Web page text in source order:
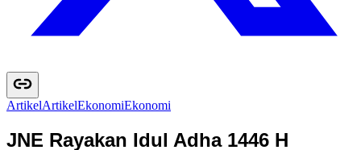
ArtikelArtikelEkonomiEkonomi
JNE Rayakan Idul Adha 1446 H